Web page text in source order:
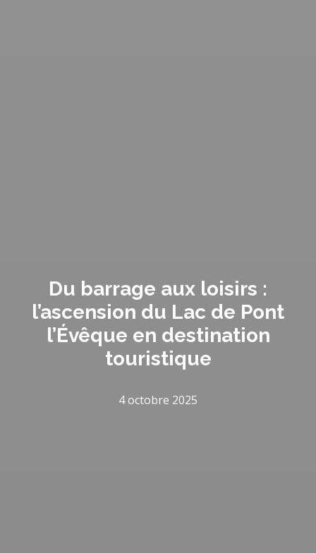
Du barrage aux loisirs :
l’ascension du Lac de Pont
l’Évêque en destination
touristique
4 octobre 2025